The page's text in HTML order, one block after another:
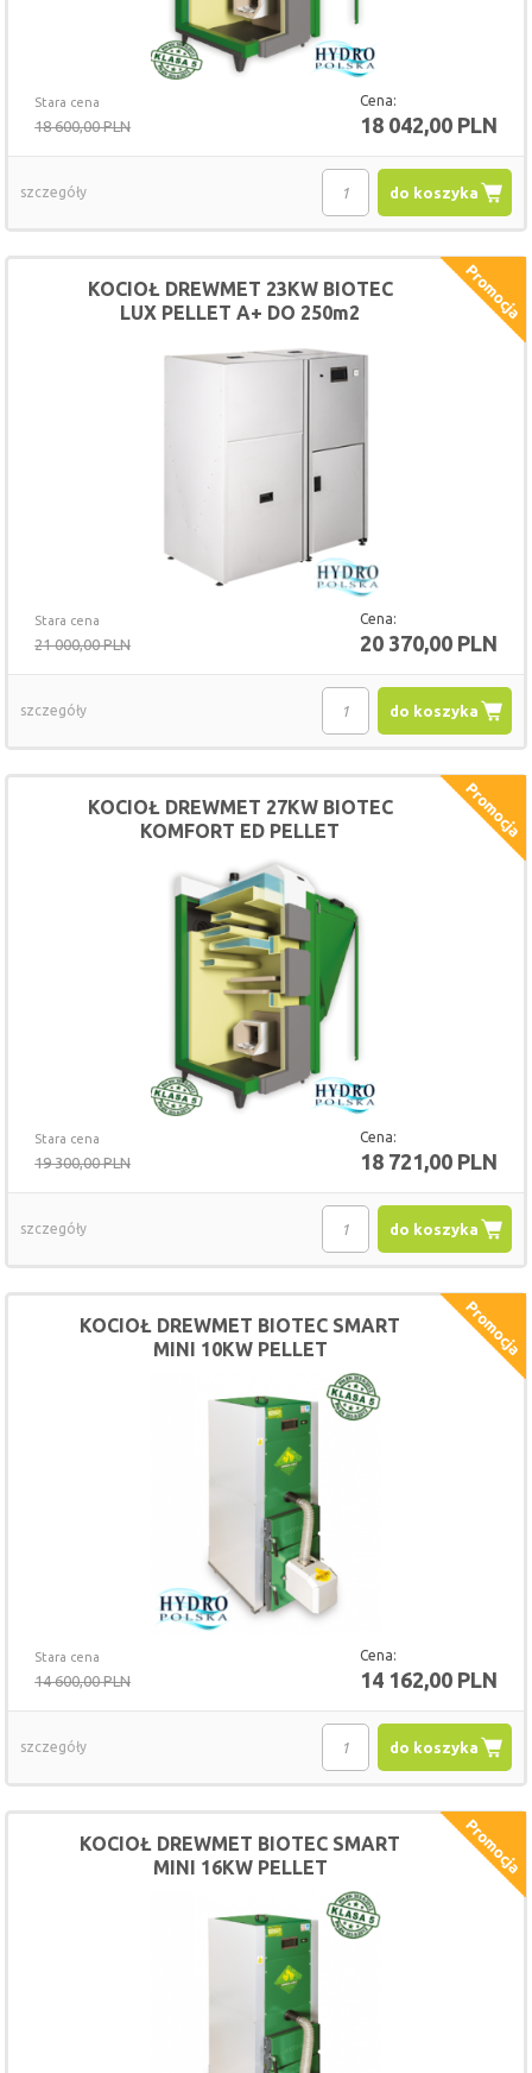
Stara cena
18 600,00 PLN
Cena:
18 042,00 PLN
do koszyka
szczegóły
Stara cena
21 000,00 PLN
Cena:
20 370,00 PLN
KOCIOŁ DREWMET 23KW BIOTEC
LUX PELLET A+ DO 250m2
do koszyka
szczegóły
Stara cena
19 300,00 PLN
Cena:
18 721,00 PLN
KOCIOŁ DREWMET 27KW BIOTEC
KOMFORT ED PELLET
do koszyka
szczegóły
Stara cena
14 600,00 PLN
Cena:
14 162,00 PLN
KOCIOŁ DREWMET BIOTEC SMART
MINI 10KW PELLET
do koszyka
szczegóły
KOCIOŁ DREWMET BIOTEC SMART
MINI 16KW PELLET